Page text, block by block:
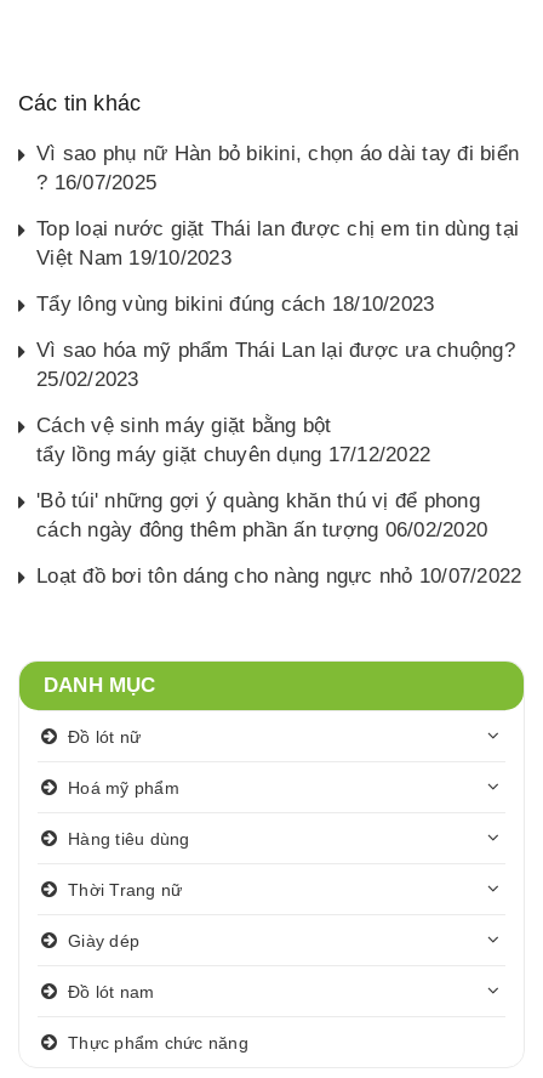
Các tin khác
Vì sao phụ nữ Hàn bỏ bikini, chọn áo dài tay đi biển
? 16/07/2025
Top loại nước giặt Thái lan được chị em tin dùng tại
Việt Nam 19/10/2023
Tẩy lông vùng bikini đúng cách 18/10/2023
Vì sao hóa mỹ phẩm Thái Lan lại được ưa chuộng?
25/02/2023
Cách vệ sinh máy giặt bằng bột
tẩy lồng máy giặt chuyên dụng 17/12/2022
'Bỏ túi' những gợi ý quàng khăn thú vị để phong
cách ngày đông thêm phần ấn tượng 06/02/2020
Loạt đồ bơi tôn dáng cho nàng ngực nhỏ 10/07/2022
DANH MỤC
Đồ lót nữ
Hoá mỹ phẩm
Hàng tiêu dùng
Thời Trang nữ
Giày dép
Đồ lót nam
Thực phẩm chức năng